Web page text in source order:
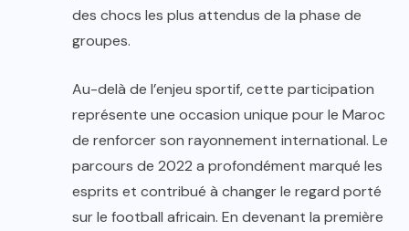
des chocs les plus attendus de la phase de
groupes.
Au-delà de l’enjeu sportif, cette participation
représente une occasion unique pour le Maroc
de renforcer son rayonnement international. Le
parcours de 2022 a profondément marqué les
esprits et contribué à changer le regard porté
sur le football africain. En devenant la première